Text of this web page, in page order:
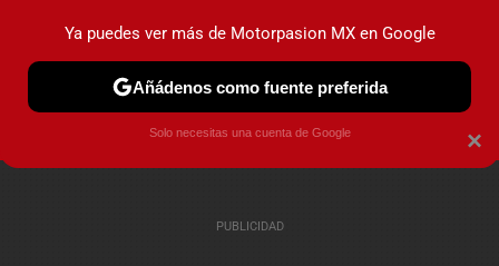
PRUEBAS INDUSTRIA HOY NO CIRCULA
×
Ya puedes ver más de Motorpasion MX en Google
Añádenos como fuente preferida
Solo necesitas una cuenta de Google